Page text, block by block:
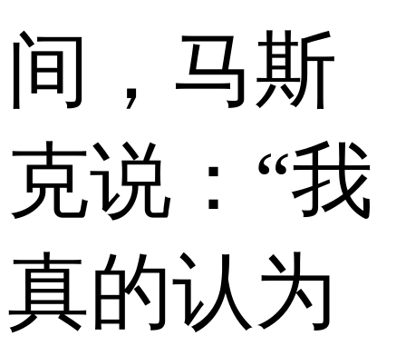
间，马斯
克说：“我
真的认为